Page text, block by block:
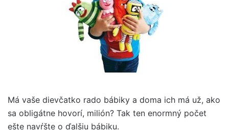
Má vaše dievčatko rado bábiky a doma ich má už, ako
sa obligátne hovorí, milión? Tak ten enormný počet
ešte navŕšte o ďalšiu bábiku.